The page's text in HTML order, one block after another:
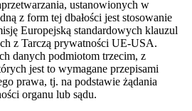
ustanowionych w
z form tej dbałości jest stosowanie
Europejską standardowych klauzul
z Tarczą prywatności UE-USA.
danych podmiotom trzecim, z
jest to wymagane przepisami
prawa, tj. na podstawie żądania
organu lub sądu.